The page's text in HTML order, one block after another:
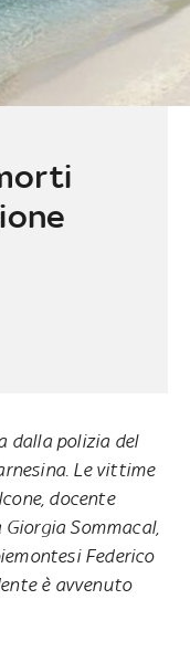
dalla polizia del
Le vittime
docente
Sommacal,
Federico
è avvenuto